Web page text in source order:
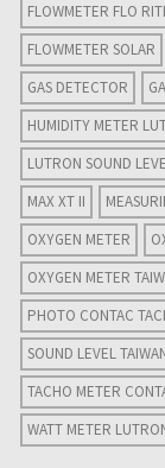
FLOWMETER FLO
FLOWMETER SOLAR
GAS DETECTOR
HUMIDITY METER
LUTRON SOUND
MAX XT II
OXYGEN METER
OXYGEN METER
PHOTO CONTAC
SOUND LEVEL
TACHO METER
WATT METER